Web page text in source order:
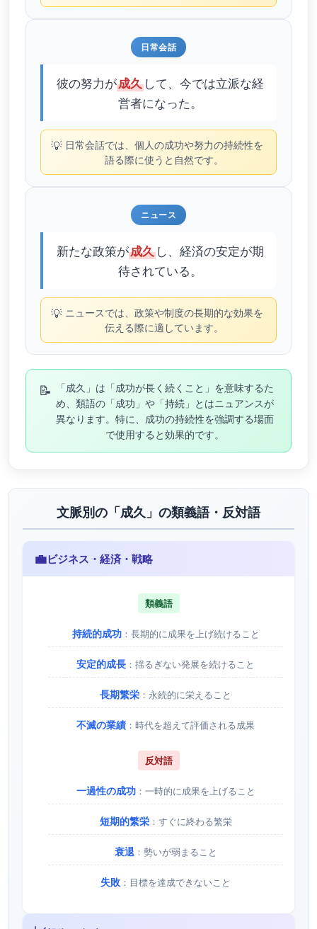
日常会話
彼の努力が成久して、今では立派な経
営者になった。
💡 日常会話では、個人の成功や努力の持続性を
語る際に使うと自然です。
ニュース
新たな政策が成久し、経済の安定が期
待されている。
💡 ニュースでは、政策や制度の長期的な効果を
伝える際に適しています。
📝
「成久」は「成功が長く続くこと」を意味するた
め、類語の「成功」や「持続」とはニュアンスが
異なります。特に、成功の持続性を強調する場面
で使用すると効果的です。
文脈別の「成久」の類義語・反対語
💼ビジネス・経済・戦略
類義語
持続的成功：長期的に成果を上げ続けること
安定的成長 ：揺るぎない発展を続けること
長期繁栄 ：永続的に栄えること
不滅の業績 ：時代を超えて評価される成果
反対語
一過性の成功：一時的に成果を上げること
短期的繁栄：すぐに終わる繁栄
衰退：勢いが弱まること
失敗 ：目標を達成できないこと